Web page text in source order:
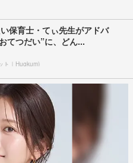
保育士・てぃ先生がアドバ
てつだい”に、どん...
ト｜Hugkum)